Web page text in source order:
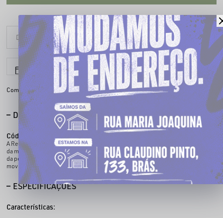
Parcele em até 6x sem juros
Compartilhe:
DESCRIÇÃO COMPLETA
Código identificador (SKU):
A Regata CHRONIC combina inspiração no basquete com a identidade streetwear
da marca. As estampas aplicadas na parte frontal e nas costas destacam o visual
da peça, enquanto o tecido leve proporciona conforto e liberdade de
movimentos.
ESPECIFICAÇÕES
Características: